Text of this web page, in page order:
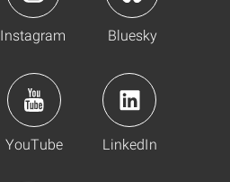
Instagram Bluesky
YouTube LinkedIn